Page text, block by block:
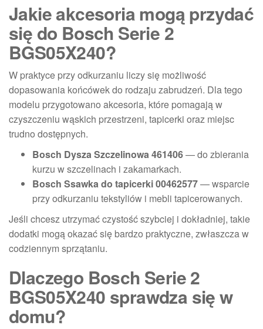
Jakie akcesoria mogą przydać
się do Bosch Serie 2
BGS05X240?
W praktyce przy odkurzaniu liczy się możliwość
dopasowania końcówek do rodzaju zabrudzeń. Dla tego
modelu przygotowano akcesoria, które pomagają w
czyszczeniu wąskich przestrzeni, tapicerki oraz miejsc
trudno dostępnych.
Bosch Dysza Szczelinowa 461406— do zbierania
kurzu w szczelinach i zakamarkach.
Bosch Ssawka do tapicerki 00462577— wsparcie
przy odkurzaniu tekstyliów i mebli tapicerowanych.
Jeśli chcesz utrzymać czystość szybciej i dokładniej, takie
dodatki mogą okazać się bardzo praktyczne, zwłaszcza w
codziennym sprzątaniu.
Dlaczego Bosch Serie 2
BGS05X240 sprawdza się w
domu?